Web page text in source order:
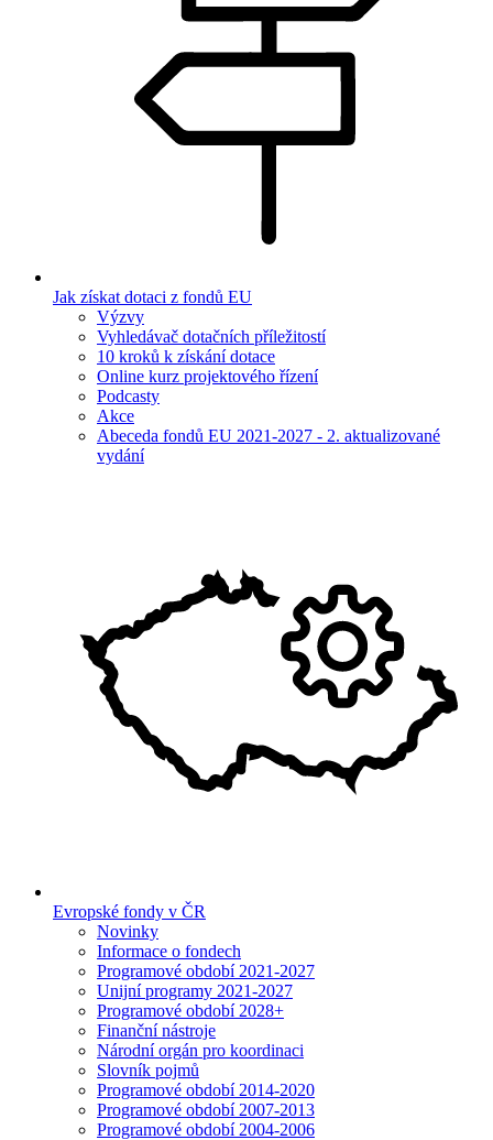
Jak získat dotaci z fondů EU
Výzvy
Vyhledávač dotačních příležitostí
10 kroků k získání dotace
Online kurz projektového řízení
Podcasty
Akce
Abeceda fondů EU 2021-2027 - 2. aktualizované
vydání
Evropské fondy v ČR
Novinky
Informace o fondech
Programové období 2021-2027
Unijní programy 2021-2027
Programové období 2028+
Finanční nástroje
Národní orgán pro koordinaci
Slovník pojmů
Programové období 2014-2020
Programové období 2007-2013
Programové období 2004-2006